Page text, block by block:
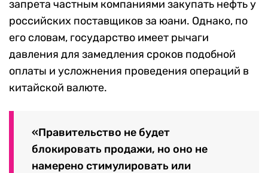
запрета частным компаниями закупать нефть у
российских поставщиков за юани. Однако, по
его словам, государство имеет рычаги
давления для замедления сроков подобной
оплаты и усложнения проведения операций в
китайской валюте.
«Правительство не будет
блокировать продажи, но оно не
намерено стимулировать или